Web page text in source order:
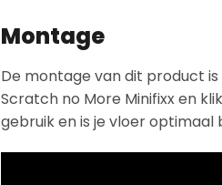
Montage
De montage van dit product
Scratch no More Minifixx en
gebruik en is je vloer optimaal